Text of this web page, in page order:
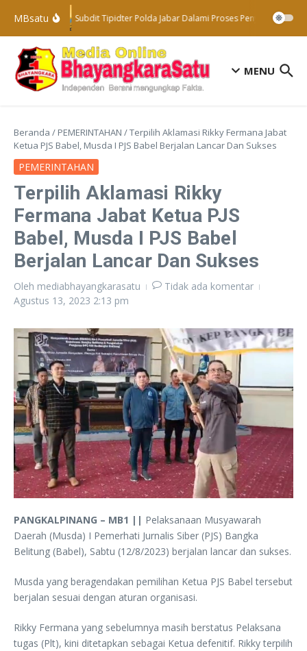
Lewati ke konten
MBsatu
Subdit Tipidter Polda Jabar Dalami Proses Penyelidikan
MENU
Beranda / PEMERINTAHAN /Terpilih Aklamasi Rikky Fermana Jabat
Ketua PJS Babel, Musda I PJS Babel Berjalan Lancar Dan Sukses
PEMERINTAHAN
Terpilih Aklamasi Rikky
Fermana Jabat Ketua PJS
Babel, Musda I PJS Babel
Berjalan Lancar Dan Sukses
Oleh mediabhayangkarasatu
Tidak ada komentar
Agustus 13, 2023 2:13 pm
PANGKALPINANG – MB1 || Pelaksanaan Musyawarah
Daerah (Musda) I Pemerhati Jurnalis Siber (PJS) Bangka
Belitung (Babel), Sabtu (12/8/2023) berjalan lancar dan sukses.
Musda yang beragendakan pemilihan Ketua PJS Babel tersebut
berjalan sesuai dengan aturan organisasi.
Rikky Fermana yang sebelumnya masih berstatus Pelaksana
tugas (Plt), kini ditetapkan sebagai Ketua defenitif. Rikky terpilih